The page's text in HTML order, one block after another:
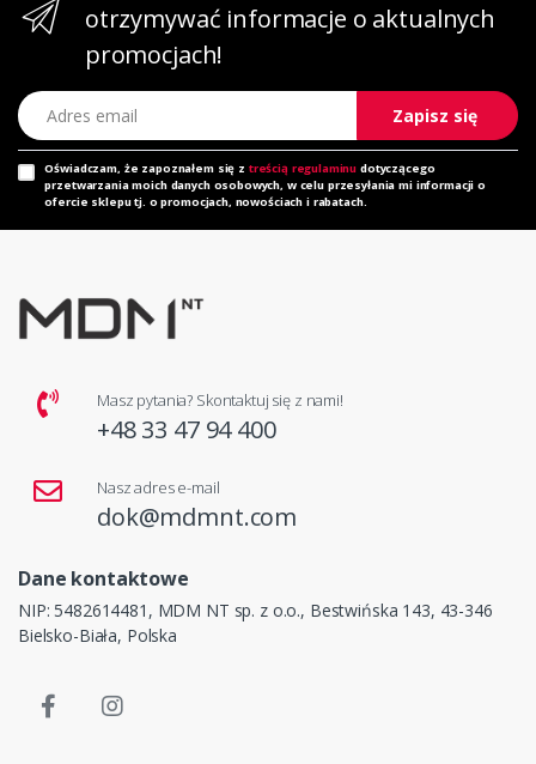
otrzymywać informacje o aktualnych
promocjach!
Adres email
Zapisz się
Oświadczam, że zapoznałem się z treścią regulaminu dotyczącego
przetwarzania moich danych osobowych, w celu przesyłania mi informacji o
ofercie sklepu tj. o promocjach, nowościach i rabatach.
Masz pytania? Skontaktuj się z nami!
+48 33 47 94 400
Nasz adres e-mail
dok@mdmnt.com
Dane kontaktowe
NIP: 5482614481, MDM NT sp. z o.o., Bestwińska 143, 43-346
Bielsko-Biała, Polska